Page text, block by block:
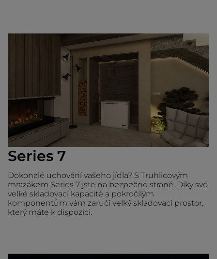
Series 7
Dokonalé uchování vašeho jídla? S Truhlicovým
mrazákem Series 7 jste na bezpečné straně. Díky své
velké skladovací kapacitě a pokročilým
komponentům vám zaručí velký skladovací prostor,
který máte k dispozici.